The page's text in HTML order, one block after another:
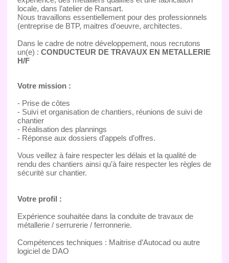
locale, dans l’atelier de Ransart.
Nous travaillons essentiellement pour des professionnels
(entreprise de BTP, maitres d’oeuvre, architectes.
Dans le cadre de notre développement, nous recrutons
un(e) : CONDUCTEUR DE TRAVAUX EN METALLERIE
H/F
Votre mission :
- Prise de côtes
- Suivi et organisation de chantiers, réunions de suivi de
chantier
- Réalisation des plannings
- Réponse aux dossiers d’appels d’offres.
Vous veillez à faire respecter les délais et la qualité de
rendu des chantiers ainsi qu’à faire respecter les règles de
sécurité sur chantier.
Votre profil :
Expérience souhaitée dans la conduite de travaux de
métallerie / serrurerie / ferronnerie.
Compétences techniques : Maitrise d’Autocad ou autre
logiciel de DAO